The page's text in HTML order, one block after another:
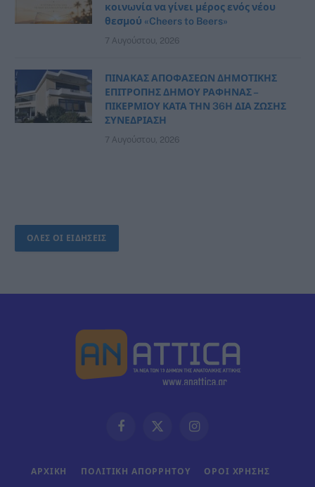
κοινωνία να γίνει μέρος ενός νέου
θεσμού «Cheers to Beers»
7 Αυγούστου, 2026
ΠΙΝΑΚΑΣ ΑΠΟΦΑΣΕΩΝ ΔΗΜΟΤΙΚΗΣ
ΕΠΙΤΡΟΠΗΣ ΔΗΜΟΥ ΡΑΦΗΝΑΣ –
ΠΙΚΕΡΜΙΟΥ ΚΑΤΑ ΤΗΝ 36Η ΔΙΑ ΖΩΣΗΣ
ΣΥΝΕΔΡΙΑΣΗ
7 Αυγούστου, 2026
ΟΛΕΣ ΟΙ ΕΙΔΗΣΕΙΣ
FacebookX
Instagram
ΑΡΧΙΚΗ ΠΟΛΙΤΙΚΗ ΑΠΟΡΡΗΤΟΥ ΟΡΟΙ ΧΡΗΣΗΣ